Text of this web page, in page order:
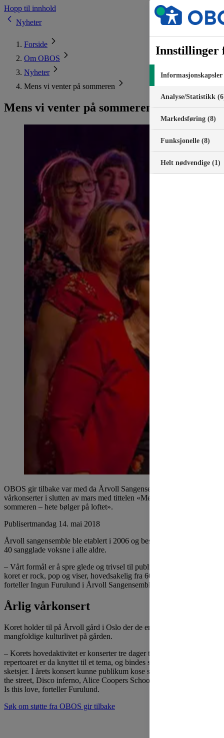
Hopp til innhold
Nyheter
Forside
Om OBOS
Nyheter
Mens vi venter på sommeren
Mens vi venter på sommeren
OBOS gir tilbake var med da Årvoll Sangensemble avholdt tre
vårkonserter i slutten av mars med tittelen «Mens vi venter på
sommeren – hete bølger på loftet».
Publisertmandag 14. mai 2018
Årvoll sangensemble ble etablert i 2006 og består i dag av omtrent
40 sangglade voksne i alle aldre.
– Vårt formål er å spre glede og trivsel til publikum. Repertoaret til
koret er rock, pop og viser, hovedsakelig fra 60-, 70- og 80-tallet,
forteller Ingun Furulund i Årvoll Sangensemble.
Årlig vårkonsert
Koret holder til på Årvoll gård i Oslo der de er blitt en del av det
mangfoldige kulturlivet på gården.
– Korets hovedaktivitet er konserter tre dager til ende hver vår,
repertoaret er da knyttet til et tema, og bindes sammen med små
sketsjer. I årets konsert kunne publikum kose seg med Dancing in
the street, Disco inferno, Alice Coopers Schools out og Bob Marleys
Is this love, forteller Furulund.
Søk om støtte fra OBOS gir tilbake
Innstillinger
Analyse/Statistikk
Markedsføring (8)
Funksjonelle (8)
Helt nødvendige (1)